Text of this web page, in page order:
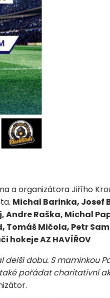
a organizátora Jiřího
Michal Barinka, Josef
Andre Raška, Michal
Tomáš Mičola, Petr
hokeje AZ HAVÍŘOV
dobu. S maminkou
pořádat charitativní